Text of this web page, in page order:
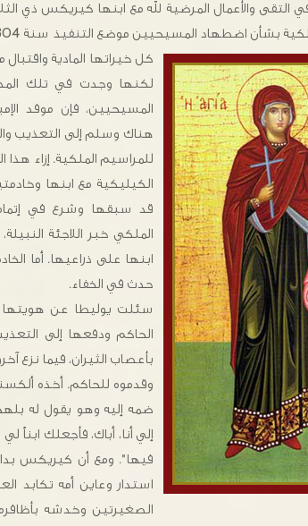
التقى والأعمال المرضية لله مع ابنها كيريكس ذي
بشأن اضطهاد المسيحيين موضع التنفيذ سنة 304م، لجأت
كل خيراتها المادية
لكنها وجدت في تلك
المسيحيين، فإن موفد
هناك وسلم إلى التعذيب
للمراسيم الملكية. إزاء
الكيليكية مع ابنها
قد سبقها وشرع في
الملكي خبر اللاجئة
ابنها على ذراعيها. أما
حدث في الخفاء.
سئلت يوليطا عن هويتها
الحاكم ودفعها إلى
بأعصاب الثيران، فيما نزع
وقدموه للحاكم. أخذه
ضمه إليه وهو يقول له
إلي أنا، أباك، فأجعلك ابناً
فيها". ومع أن كيريكس بدا
استدار وعاين أمه تكابد
الصغيرتين وخدشه